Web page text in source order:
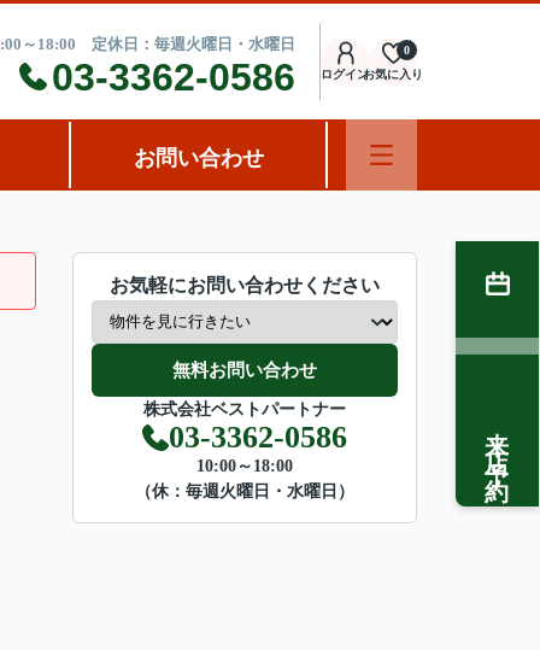
～18:00 定休日：毎週火曜日・水曜日
03-3362-0586 ログインお気に入り
0
お問い合わせ
お気軽にお問い合わせください
無料お問い合わせ
株式会社ベストパートナー
03-3362-0586
10:00～18:00
（休：毎週火曜日・水曜日）
来店予約